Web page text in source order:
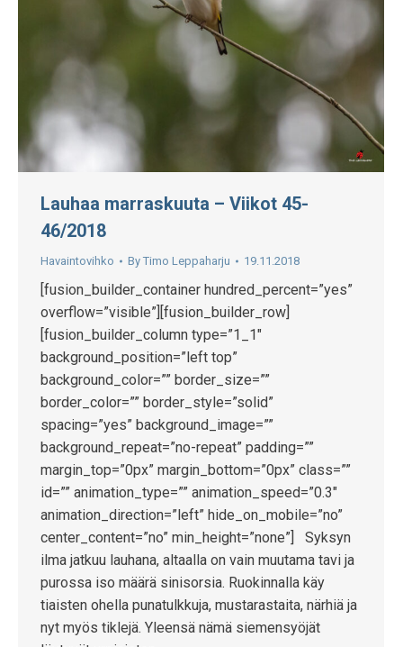
Lauhaa marraskuuta – Viikot 45-
46/2018
Havaintovihko By Timo Leppaharju 19.11.2018
[fusion_builder_container hundred_percent=”yes”
overflow=”visible”][fusion_builder_row]
[fusion_builder_column type=”1_1″
background_position=”left top”
background_color=”” border_size=””
border_color=”” border_style=”solid”
spacing=”yes” background_image=””
background_repeat=”no-repeat” padding=””
margin_top=”0px” margin_bottom=”0px” class=””
id=”” animation_type=”” animation_speed=”0.3″
animation_direction=”left” hide_on_mobile=”no”
center_content=”no” min_height=”none”] Syksyn
ilma jatkuu lauhana, altaalla on vain muutama tavi ja
purossa iso määrä sinisorsia. Ruokinnalla käy
tiaisten ohella punatulkkuja, mustarastaita, närhiä ja
nyt myös tiklejä. Yleensä nämä siemensyöjät